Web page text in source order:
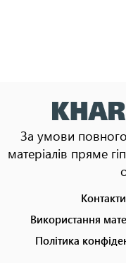
За умови
матеріалів пряме
menuВикористання
Політика